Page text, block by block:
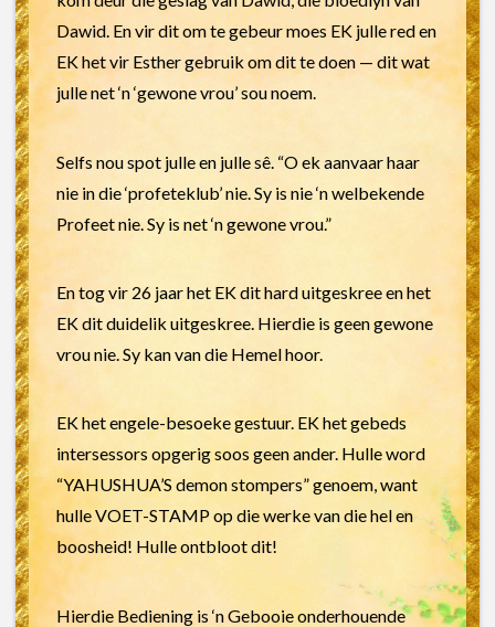
Dawid. En vir dit om te gebeur moes EK julle red en
EK het vir Esther gebruik om dit te doen — dit wat
julle net ‘n ‘gewone vrou’ sou noem.
Selfs nou spot julle en julle sê. “O ek aanvaar haar
nie in die ‘profeteklub’ nie. Sy is nie ‘n welbekende
Profeet nie. Sy is net ‘n gewone vrou.”
En tog vir 26 jaar het EK dit hard uitgeskree en het
EK dit duidelik uitgeskree. Hierdie is geen gewone
vrou nie. Sy kan van die Hemel hoor.
EK het engele-besoeke gestuur. EK het gebeds
intersessors opgerig soos geen ander. Hulle word
“YAHUSHUA’S demon stompers” genoem, want
hulle VOET-STAMP op die werke van die hel en
boosheid! Hulle ontbloot dit!
Hierdie Bediening is ‘n Gebooie onderhouende